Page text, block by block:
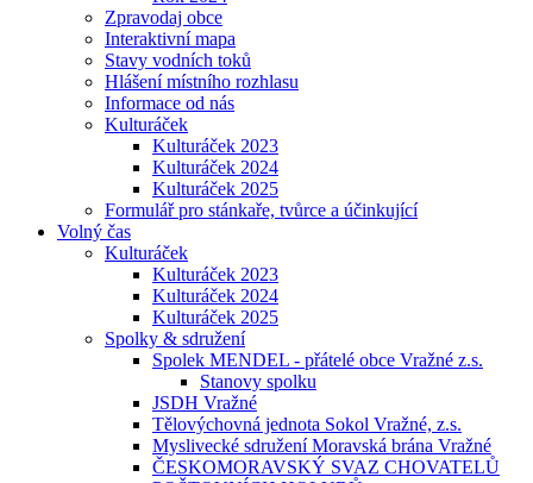
Zpravodaj obce
Interaktivní mapa
Stavy vodních toků
Hlášení místního rozhlasu
Informace od nás
Kulturáček
Kulturáček 2023
Kulturáček 2024
Kulturáček 2025
Formulář pro stánkaře, tvůrce a účinkující
Volný čas
Kulturáček
Kulturáček 2023
Kulturáček 2024
Kulturáček 2025
Spolky & sdružení
Spolek MENDEL - přátelé obce Vražné z.s.
Stanovy spolku
JSDH Vražné
Tělovýchovná jednota Sokol Vražné, z.s.
Myslivecké sdružení Moravská brána Vražné
ČESKOMORAVSKÝ SVAZ CHOVATELŮ